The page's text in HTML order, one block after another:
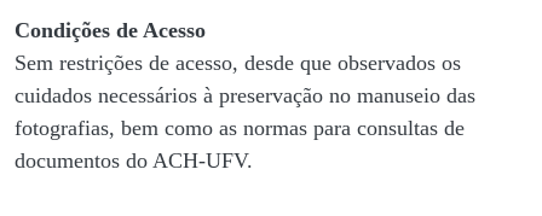
Condições de Acesso
Sem restrições de acesso, desde que observados os
cuidados necessários à preservação no manuseio das
fotografias, bem como as normas para consultas de
documentos do ACH-UFV.